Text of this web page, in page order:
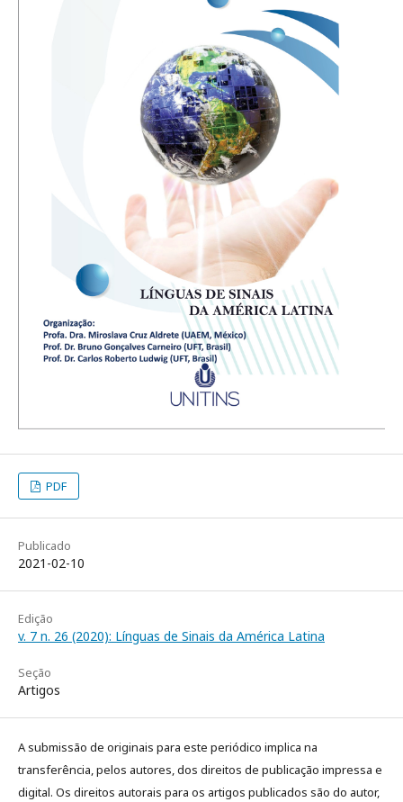
PDF
Publicado
2021-02-10
Edição
v. 7 n. 26 (2020): Línguas de Sinais da América Latina
Seção
Artigos
A submissão de originais para este periódico implica na
transferência, pelos autores, dos direitos de publicação impressa e
digital. Os direitos autorais para os artigos publicados são do autor,